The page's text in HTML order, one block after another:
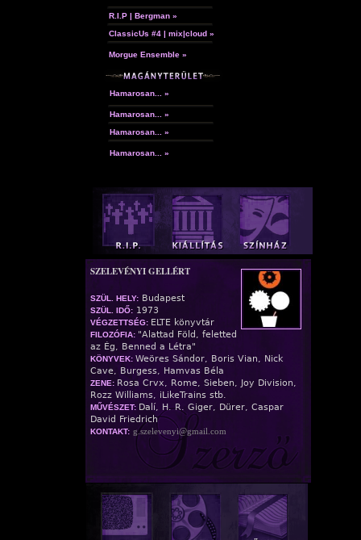
R.I.P | Bergman »
ClassicUs #4 | mix|cloud »
Morgue Ensemble »
Hamarosan... »
Hamarosan... »
Hamarosan... »
Hamarosan... »
SZELEVÉNYI GELLÉRT
SZÜL. HELY: Budapest
SZÜL. IDŐ: 1973
VÉGZETTSÉG: ELTE könyvtár
FILOZÓFIA: "Alattad Föld, feletted
az Ég, Benned a Létra"
KÖNYVEK: Weöres Sándor, Boris Vian, Nick
Cave, Burgess, Hamvas Béla
ZENE: Rosa Crvx, Rome, Sieben, Joy Division,
Rozz Williams, iLikeTrains stb.
MŰVÉSZET: Dalí, H. R. Giger, Dürer, Caspar
David Friedrich
KONTAKT: g.szelevenyi@gmail.com